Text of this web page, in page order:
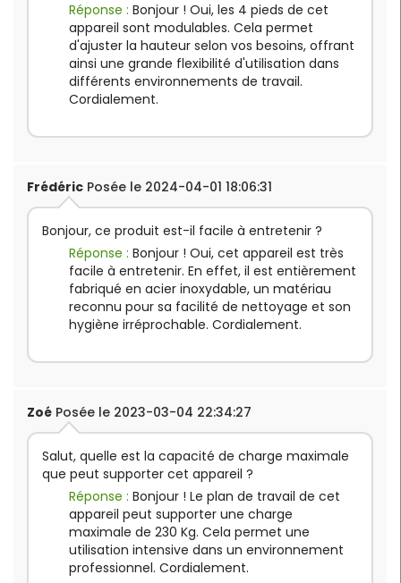
Réponse : Bonjour ! Oui, les 4 pieds de cet
appareil sont modulables. Cela permet
d'ajuster la hauteur selon vos besoins, offrant
ainsi une grande flexibilité d'utilisation dans
différents environnements de travail.
Cordialement.
Frédéric Posée le 2024-04-01 18:06:31
Bonjour, ce produit est-il facile à entretenir ?
Réponse : Bonjour ! Oui, cet appareil est très
facile à entretenir. En effet, il est entièrement
fabriqué en acier inoxydable, un matériau
reconnu pour sa facilité de nettoyage et son
hygiène irréprochable. Cordialement.
Zoé Posée le 2023-03-04 22:34:27
Salut, quelle est la capacité de charge maximale
que peut supporter cet appareil ?
Réponse : Bonjour ! Le plan de travail de cet
appareil peut supporter une charge
maximale de 230 Kg. Cela permet une
utilisation intensive dans un environnement
professionnel. Cordialement.